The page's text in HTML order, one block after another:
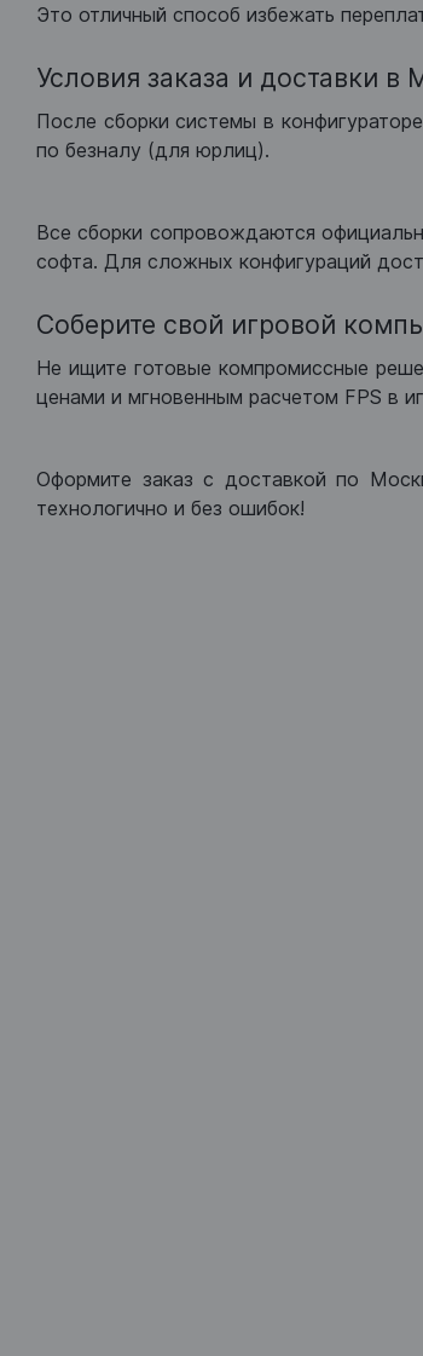
Это отличный способ избежать
Условия заказа и доставки в
После сборки системы в
по безналу (для юрлиц).
Все сборки сопровождаются
софта. Для сложных конфигураций
Соберите свой игровой
Не ищите готовые компромиссные
ценами и мгновенным расчетом FPS в
Оформите заказ с доставкой по
технологично и без ошибок!